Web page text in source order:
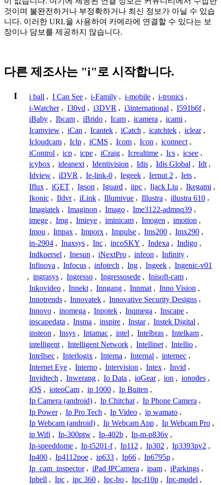
것이며 불완전하거나 부정확하거나 최신 정보가 아닐 수 있습
니다. 이러한 URL을 사용하여 카메라에 연결할 수 있다는 보
장이나 담보를 제공하지 않습니다.
다른 제조사는 "i"로 시작합니다.
I i ball , I Can See , i-Family , i-mobile , i-tronics ,
i-Watcher , I30vd , i3DVR , i3international , I591b6f ,
iBaby , Ibcam , iBrido , Icam , icamera , icami ,
Icamview , iCan , Icantek , iCatch , icatchtek , iclear ,
Icloudcam , Iclp , iCMS , Icom , Icon , iconnect ,
iControl , icp , icpe , iCraig , Icrealtime , Ics , icsee ,
icybox , ideanext , Identivision , Idis , Idis Global , Idt ,
Idview , iDVR , Ie-link-0 , Iegeek , Iernut 2 , Iets ,
Iflux , iGET , Igson , Iguard , iipc , Ijack Liu , Ikegami ,
Ikonic , Ildvr , iLink , Illumivue , Illustra , illustra 610 ,
Imagiatek , Imaginon , Imago , Ime3122-admnq39 ,
imege , Img , Imieye , iminicam , Imogen , imotion ,
Imou , Impax , Imporx , Impulse , Ims200 , Imx290 ,
in-2904 , Inaxsys , Inc , incoSKY , Indexa , Indigo ,
Indkoersel , Inesun , iNextPro , infeon , Infinity ,
Infinova , Infocus , infotech , Ing , Ingeek , Ingenic-v01
, ingrasys , Ingresso , Ingressosede , Inisoft-cam ,
Inkovideo , Innekt , Inngang , Innmat , Inno Vision ,
Innotrends , Innovatek , Innovative Security Designs ,
Innovo , inomega , Inpotek , Inqmega , Inscape ,
inscapedata , Insma , inspire , Instar , Instek Digital ,
insteon , Insys , Intamac , intel , Intelbras , Intelkam ,
intelligent , Intelligent Network , Intellinet , Intellio ,
Intellsec , Interlogix , Interna , Internal , internec ,
Internet Eye , Interno , Intervision , Intex , Invid ,
Invidtech , Inwerang , Io Data , ioGear , ion , ionodes ,
iOS , ioteoCam , ip 1000 , Ip Buiten ,
Ip Camera (android) , Ip Chitchat , Ip Phone Camera ,
Ip Power , Ip Pro Tech , Ip Video , ip wamato ,
Ip Webcam (android) , Ip Webcam App , Ip Webcam Pro ,
ip Wifi , Ip-300ptw , Ip-402b , Ip-m-p836v ,
Ip-speeddome , Ip-t5201-f , Ip112 , Ip302 , Ip3393pv2 ,
Ip400 , Ip4112poe , ip633 , Ip66 , Ip6795p ,
Ip_cam_inspector , iPad IPCamera , ipam , iParkings ,
Ipbell , Ipc , ipc 360 , Ipc-bo , Ipc-f10p , Ipc-model ,